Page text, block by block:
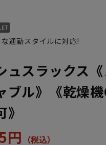
通勤スタイルに対応!
ュスラックス《
ブル》《乾燥
円